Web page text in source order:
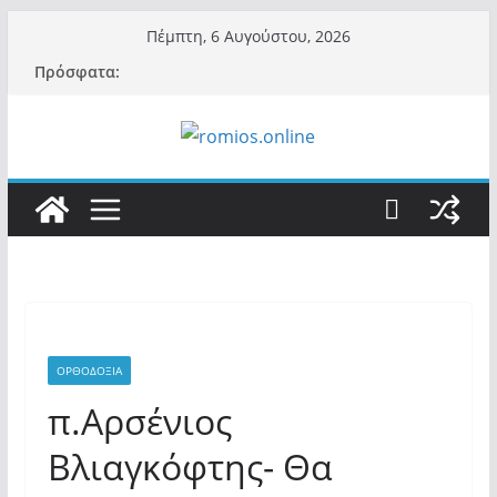
περιεχόμενο
Πέμπτη, 6 Αυγούστου, 2026
Πρόσφατα:
ΟΡΘΟΔΟΞΙΑ
π.Αρσένιος
Βλιαγκόφτης- Θα